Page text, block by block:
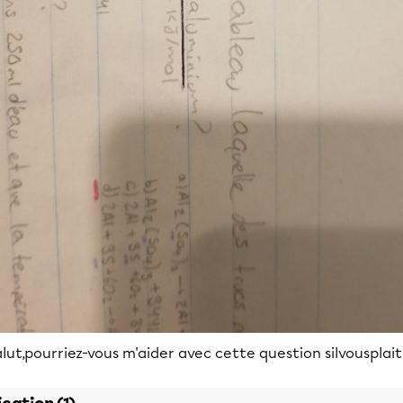
vous m'aider avec cette question silvousplait